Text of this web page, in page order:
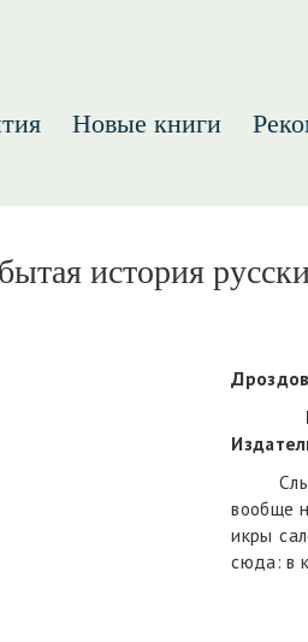
Новые книги
история
вообще
икры
сюда: в